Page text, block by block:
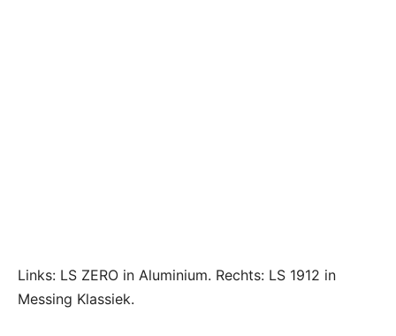
Links: LS ZERO in Aluminium. Rechts: LS 1912 in
Messing Klassiek.